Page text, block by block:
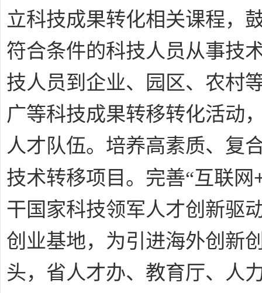
立科技成果转化相关课程，
符合条件的科技人员从事技
技人员到企业、园区、农村
广等科技成果转移转化活动
人才队伍。培养高素质、复
技术转移项目。完善“互联网
干国家科技领军人才创新驱
创业基地，为引进海外创新
头，省人才办、教育厅、人